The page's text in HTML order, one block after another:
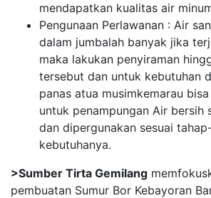
mendapatkan kualitas air
Pengunaan Perlawanan : Air
dalam jumbalah banyak jika
maka lakukan penyiraman
tersebut dan untuk kebutuhan
panas atua musimkemarau
untuk penampungan Air bersih
dan dipergunakan sesuai
kebutuhanya.
>Sumber Tirta Gemilang
pembuatan Sumur Bor Kebayoran